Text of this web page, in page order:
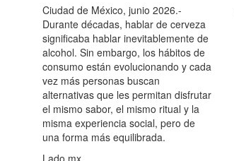
Ciudad de México, junio 2026.-
Durante décadas, hablar de cerveza
significaba hablar inevitablemente de
alcohol. Sin embargo, los hábitos de
consumo están evolucionando y cada
vez más personas buscan
alternativas que les permitan disfrutar
el mismo sabor, el mismo ritual y la
misma experiencia social, pero de
una forma más equilibrada.
Lado.mx